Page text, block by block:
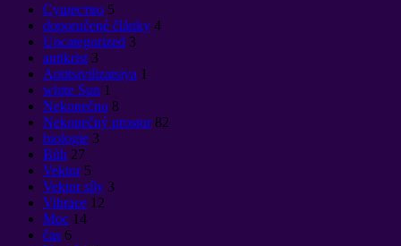
Cущество 5
doporučené články 4
Uncategorized 3
antikrist 3
Antitsivilizatsiya 1
white Sun 1
Nekonečno 8
Nekonečný prostor 82
biologie 3
Bůh 27
Vektor 5
Vektor síly 3
Vibrace 12
Moc 14
čas 6